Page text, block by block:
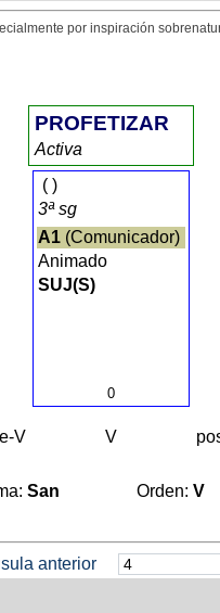
por inspiración
PROFETIZAR
Activa
()
3ª sg
A1(Comunicador)
Animado
SUJ(S)
0
V V
San Orden: V
anterior